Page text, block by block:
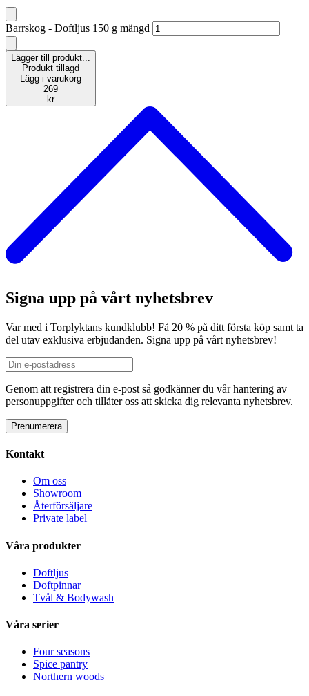
Barrskog - Doftljus 150 g mängd
Lägger till produkt...
Produkt tillagd
Lägg i varukorg
269
kr
Signa upp på vårt nyhetsbrev
Var med i Torplyktans kundklubb! Få 20 % på ditt första köp samt ta
del utav exklusiva erbjudanden. Signa upp på vårt nyhetsbrev!
Genom att registrera din e-post så godkänner du vår hantering av
personuppgifter och tillåter oss att skicka dig relevanta nyhetsbrev.
Kontakt
Om oss
Showroom
Återförsäljare
Private label
Våra produkter
Doftljus
Doftpinnar
Tvål & Bodywash
Våra serier
Four seasons
Spice pantry
Northern woods